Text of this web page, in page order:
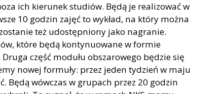
ich kierunek studiów. Będą je realizować w
10 godzin zajęć to wykład, na który można
też udostępniony jako nagranie.
które będą kontynuowane w formie
część modułu obszarowego będzie się
nowej formuły: przez jeden tydzień w maju
Będą wówczas w grupach przez 20 godzin